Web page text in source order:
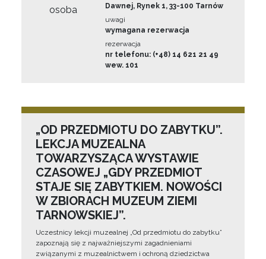
osoba
Dawnej, Rynek 1, 33-100 Tarnów
uwagi
wymagana rezerwacja
rezerwacja
nr telefonu: (+48) 14 621 21 49
wew. 101
„OD PRZEDMIOTU DO ZABYTKU”.
LEKCJA MUZEALNA
TOWARZYSZĄCA WYSTAWIE
CZASOWEJ „GDY PRZEDMIOT
STAJE SIĘ ZABYTKIEM. NOWOŚCI
W ZBIORACH MUZEUM ZIEMI
TARNOWSKIEJ”.
Uczestnicy lekcji muzealnej „Od przedmiotu do zabytku”
zapoznają się z najważniejszymi zagadnieniami
związanymi z muzealnictwem i ochroną dziedzictwa